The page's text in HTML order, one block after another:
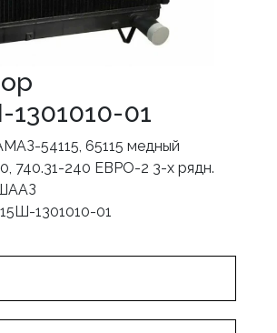
1301010-01
54115, 65115 медный
740.31-240 ЕВРО-2 3-х рядн.
1301010-01